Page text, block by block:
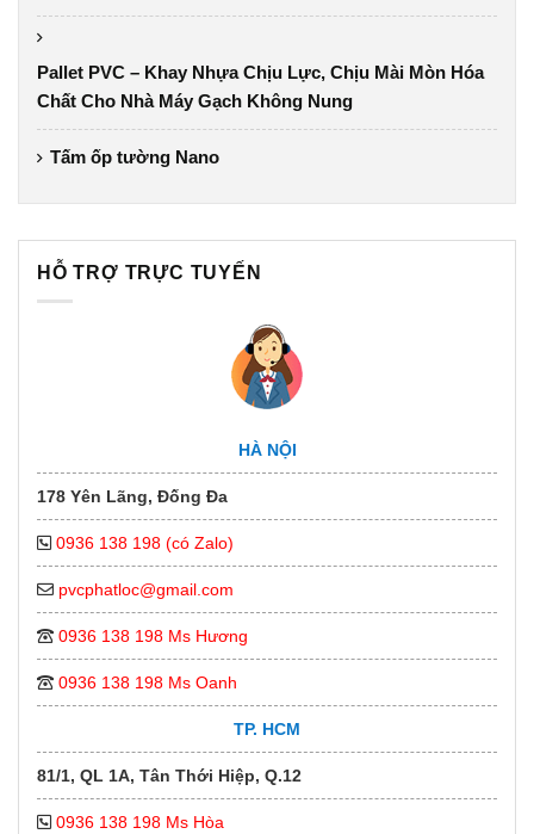
Pallet PVC – Khay Nhựa Chịu Lực, Chịu Mài Mòn Hóa
Chất Cho Nhà Máy Gạch Không Nung
Tấm ốp tường Nano
HỖ TRỢ TRỰC TUYẾN
HÀ NỘI
178 Yên Lãng, Đống Đa
0936 138 198 (có Zalo)
pvcphatloc@gmail.com
0936 138 198 Ms Hương
0936 138 198 Ms Oanh
TP. HCM
81/1, QL 1A, Tân Thới Hiệp, Q.12
0936 138 198 Ms Hòa